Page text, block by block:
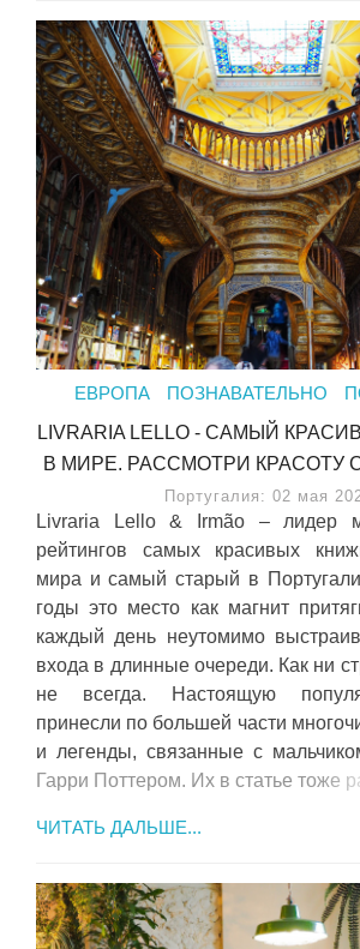
ЕВРОПА ПОЗНАВАТЕЛЬНО
LIVRARIA LELLO - САМЫЙ
В МИРЕ. РАССМОТРИ КРАСОТУ
Португалия: 02 мая
Livraria Lello & Irmão – лидер
рейтингов самых красивых
мира и самый старый в
годы это место как магнит
каждый день неутомимо
входа в длинные очереди. Как ни
не всегда. Настоящую
принесли по большей части
и легенды, связанные с
Гарри Поттером. Их в статье тоже
ЧИТАТЬ ДАЛЬШЕ...